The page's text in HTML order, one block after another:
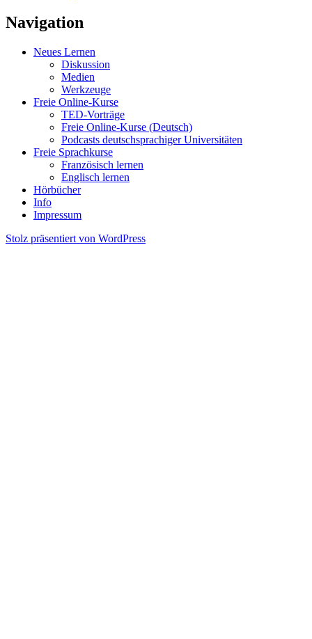
Navigation
Neues Lernen
Diskussion
Medien
Werkzeuge
Freie Online-Kurse
TED-Vorträge
Freie Online-Kurse (Deutsch)
Podcasts deutschsprachiger Universitäten
Freie Sprachkurse
Französisch lernen
Englisch lernen
Hörbücher
Info
Impressum
Stolz präsentiert von WordPress